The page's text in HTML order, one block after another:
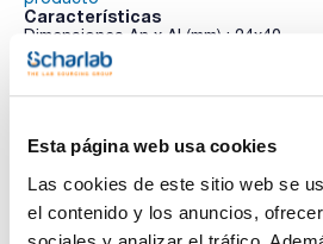
Esta página web usa cookies
Las cookies de este sitio web se
el contenido y los anuncios,
Características
Dimensiones An x Al (mm) : 24x40
Forma : Rectangular
Pack (u.) : 10x100
una mayor conservación del
Documentación técnica